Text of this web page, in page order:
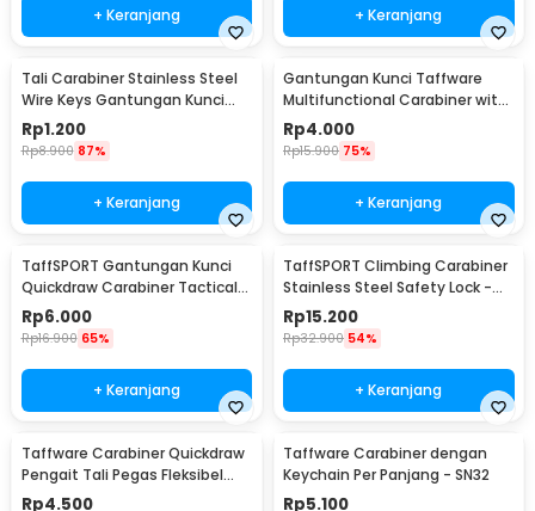
+ Keranjang + Keranjang
Tali Carabiner Stainless Steel
Wire Keys Gantungan Kunci
Koper 1 PCS - 201380
Rp1.200
Rp8.900 87%
+ Keranjang
Gantungan Kunci Taffware
Multifunctional Carabiner with
Key Chain - SN31
Rp4.000
Rp15.900 75%
+ Keranjang
TaffSPORT Gantungan Kunci
Quickdraw Carabiner Tactical
Nylon Belt - SN74
Rp6.000
Rp16.900 65%
+ Keranjang
TaffSPORT Climbing Carabiner
Stainless Steel Safety Lock -
CE40
Rp15.200
Rp32.900 54%
+ Keranjang
Taffware Carabiner Quickdraw
Pengait Tali Pegas Fleksibel
Outdoor EDC - SN44
Rp4.500
Taffware Carabiner dengan
Keychain Per Panjang - SN32
Rp5.100